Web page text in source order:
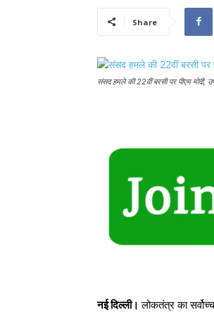
Share
संसद हमले की 22वीं बरसी पर पीएम
नई दिल्ली। लोकतंत्र का